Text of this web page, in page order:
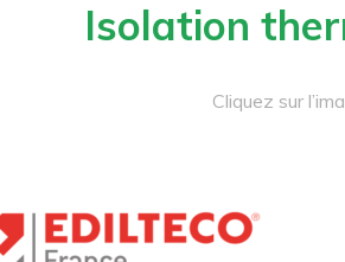
Isolation
Cliquez sur